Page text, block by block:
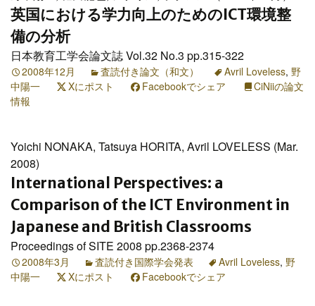
英国における学力向上のためのICT環境整
備の分析
日本教育工学会論文誌 Vol.32 No.3 pp.315-322
2008年12月 査読付き論文（和文） Avril Loveless, 野
中陽一
Xにポスト Facebookでシェア
CiNiiの論文
情報
Yoichi NONAKA, Tatsuya HORITA, Avril LOVELESS (Mar.
2008)
International Perspectives: a
Comparison of the ICT Environment in
Japanese and British Classrooms
Proceedings of SITE 2008 pp.2368-2374
2008年3月 査読付き国際学会発表 Avril Loveless, 野
中陽一
Xにポスト Facebookでシェア